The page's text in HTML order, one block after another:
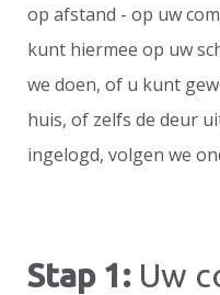
op afstand - op uw
kunt hiermee op uw
we doen, of u kunt
huis, of zelfs de deur
ingelogd, volgen we
Stap 1: Uw